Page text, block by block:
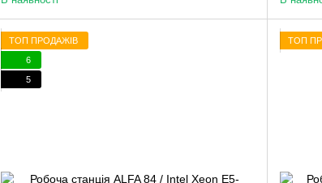
ТОП ПРОДАЖІВ
6
5
ТОП